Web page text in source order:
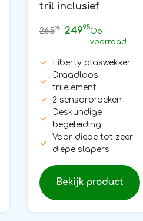
tril inclusief
26595 24995Op
voorraad
Liberty plaswekker
Draadloos
trilelement
2 sensorbroeken
Deskundige
begeleiding
Voor diepe tot zeer
diepe slapers
Bekijk product